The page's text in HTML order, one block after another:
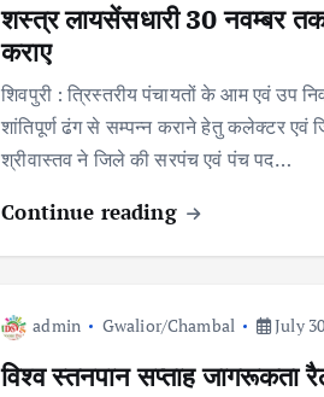
शस्त्र लायसेंसधारी 30 नवम्बर
कराए
शिवपुरी : त्रिस्तरीय पंचायतों के आम एवं उप
शांतिपूर्ण ढंग से सम्पन्न कराने हेतु कलेक्टर एवं
श्रीवास्तव ने जिले की सरपंच एवं पंच पद…
Continue reading
admin Gwalior/Chambal July
विश्व स्तनपान सप्ताह जागरूकता